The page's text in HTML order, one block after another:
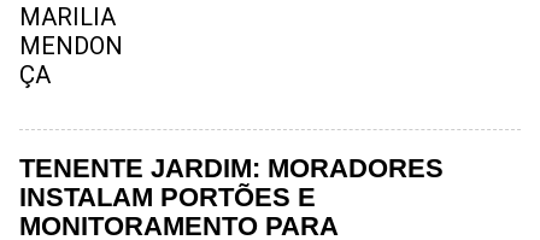
vendendo as fotos. Cada foto, no
valor de R$20 (Vinte reais). A
assessoria da família de Marília
Mendonça, se pronunciou sobre o
TENENTE JARDIM: MORADORES
INSTALAM PORTÕES E
MONITORAMENTO PARA